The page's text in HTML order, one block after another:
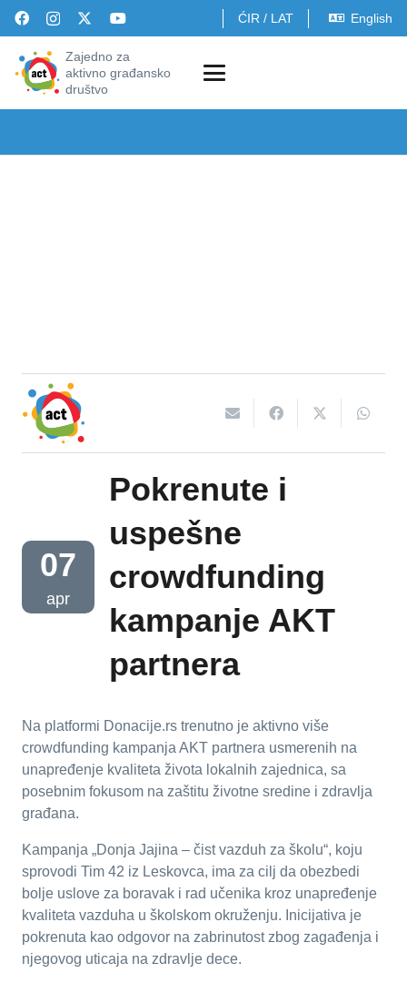
ĆIR / LAT English
Zajedno za
aktivno građansko
društvo
07
apr
Pokrenute i
uspešne
crowdfunding
kampanje AKT
partnera
Na platformi Donacije.rs trenutno je aktivno više
crowdfunding kampanja AKT partnera usmerenih na
unapređenje kvaliteta života lokalnih zajednica, sa
posebnim fokusom na zaštitu životne sredine i zdravlja
građana.
Kampanja „Donja Jajina – čist vazduh za školu“, koju
sprovodi Tim 42 iz Leskovca, ima za cilj da obezbedi
bolje uslove za boravak i rad učenika kroz unapređenje
kvaliteta vazduha u školskom okruženju. Inicijativa je
pokrenuta kao odgovor na zabrinutost zbog zagađenja i
njegovog uticaja na zdravlje dece.